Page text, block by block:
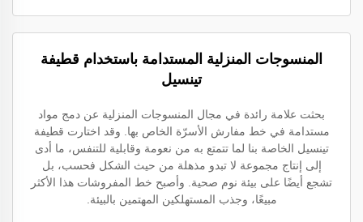
المنسوجات المنزلية المستدامة باستخدام قطيفة
تينسيل
بحثت علامة رائدة في مجال المنسوجات المنزلية عن دمج مواد
مستدامة في خط مفارش الأسرّة الخاص بها. وقد اختارت قطيفة
تينسيل الخاصة بنا لما تتمتع به من نعومة وقابلية للتنفس، ما أدى
إلى إنتاج مجموعة لا تبدو مذهلة من حيث الشكل فحسب، بل
تشجع أيضًا على بيئة نوم صحية. وأصبح خط المفروشات هذا الأكثر
مبيعًا، وجذب المستهلكين المهتمين بالبيئة.